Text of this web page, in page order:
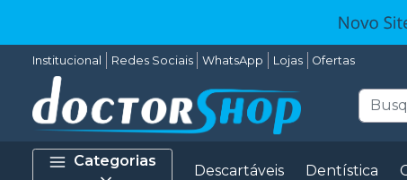
Institucional Redes Sociais WhatsApp Lojas Ofertas
Categorias
Descartáveis Dentística